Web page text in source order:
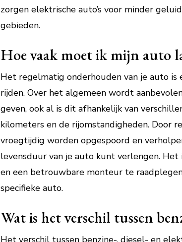
zorgen elektrische auto’s voor minder
gebieden.
Hoe vaak moet ik mijn auto
Het regelmatig onderhouden van je auto
rijden. Over het algemeen wordt
geven, ook al is dit afhankelijk van
kilometers en de rijomstandigheden. Door
vroegtijdig worden opgespoord en
levensduur van je auto kunt verlengen.
en een betrouwbare monteur te
specifieke auto.
Wat is het verschil tussen
Het verschil tussen benzine-, diesel- en